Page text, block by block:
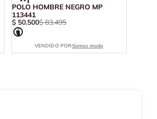
POLO HOMBRE NEGRO MP
113441
$ 50.500$ 83.495
VENDIDO POR:Somos moda